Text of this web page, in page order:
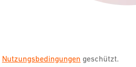
Nutzungsbedingungen geschützt.